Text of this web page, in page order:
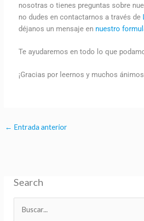
nosotras o tienes preguntas sobre
no dudes en contactarnos a través de
déjanos un mensaje en nuestro
Te ayudaremos en todo lo que
¡Gracias por leernos y muchos
← Entrada anterior
Search